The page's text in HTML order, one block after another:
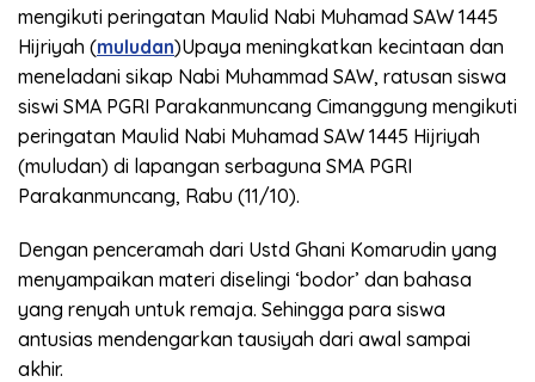
mengikuti peringatan Maulid Nabi Muhamad SAW 1445
Hijriyah (muludan)Upaya meningkatkan kecintaan dan
meneladani sikap Nabi Muhammad SAW, ratusan siswa
siswi SMA PGRI Parakanmuncang Cimanggung mengikuti
peringatan Maulid Nabi Muhamad SAW 1445 Hijriyah
(muludan) di lapangan serbaguna SMA PGRI
Parakanmuncang, Rabu (11/10).
Dengan penceramah dari Ustd Ghani Komarudin yang
menyampaikan materi diselingi ‘bodor’ dan bahasa
yang renyah untuk remaja. Sehingga para siswa
antusias mendengarkan tausiyah dari awal sampai
akhir.